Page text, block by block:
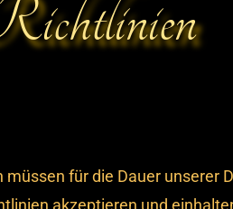
müssen für die Dauer unserer
akzeptieren und